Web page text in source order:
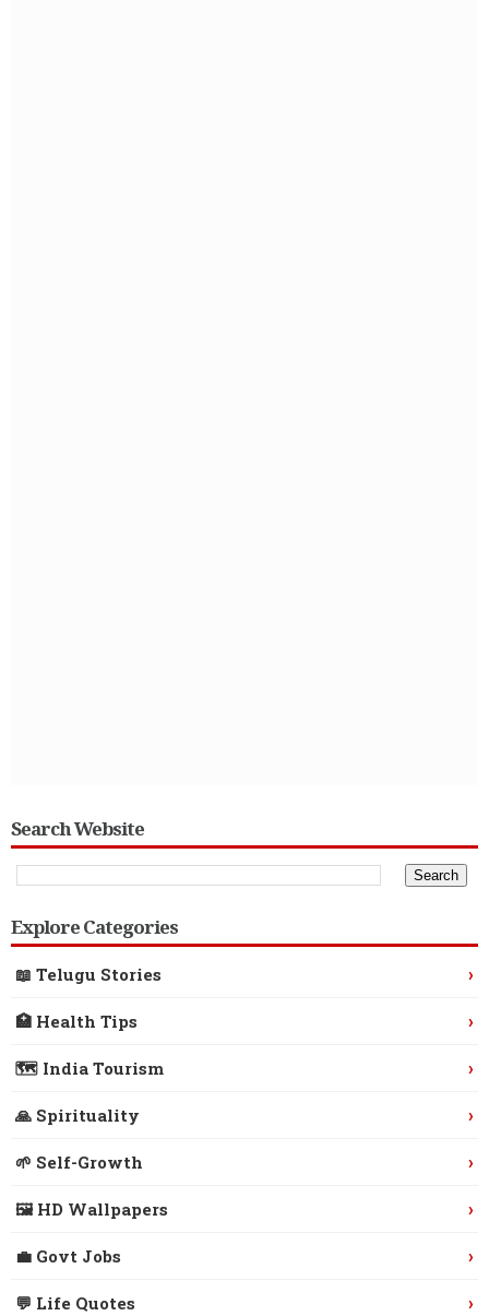
Search Website
Explore Categories
📖 Telugu Stories ›
🏥 Health Tips ›
🗺️ India Tourism ›
🙏 Spirituality ›
🌱 Self-Growth ›
🖼️ HD Wallpapers ›
💼 Govt Jobs ›
💬 Life Quotes ›